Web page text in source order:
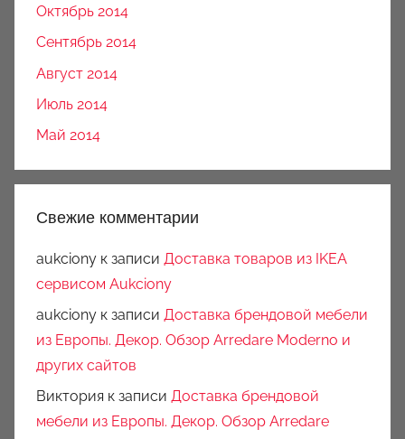
Октябрь 2014
Сентябрь 2014
Август 2014
Июль 2014
Май 2014
Свежие комментарии
aukciony к записи Доставка товаров из IKEA
сервисом Aukciony
aukciony к записи Доставка брендовой мебели
из Европы. Декор. Обзор Arredare Moderno и
других сайтов
Виктория к записи Доставка брендовой
мебели из Европы. Декор. Обзор Arredare